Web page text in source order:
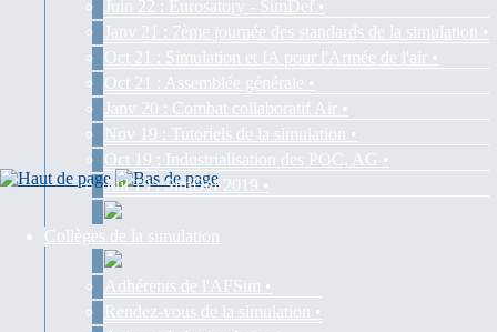
Juin 22 : Eurosatory - SimDef •
Janv 21 : 7ème journée des standards de la simulation •
Oct 21 : Simulation et IA pour l'Armée de l'air •
Oct 21 : Assemblée générale •
Janv 20 : Combat collaboratif Air •
Nov 19 : Tutoriels de la simulation •
Oct 19 : Industrialisation des POC, AG •
Juil 19 : SimDef 2019 •
Collèges de la simulation
Adhérents de l'AFSim •
Rendez-vous de la simulation •